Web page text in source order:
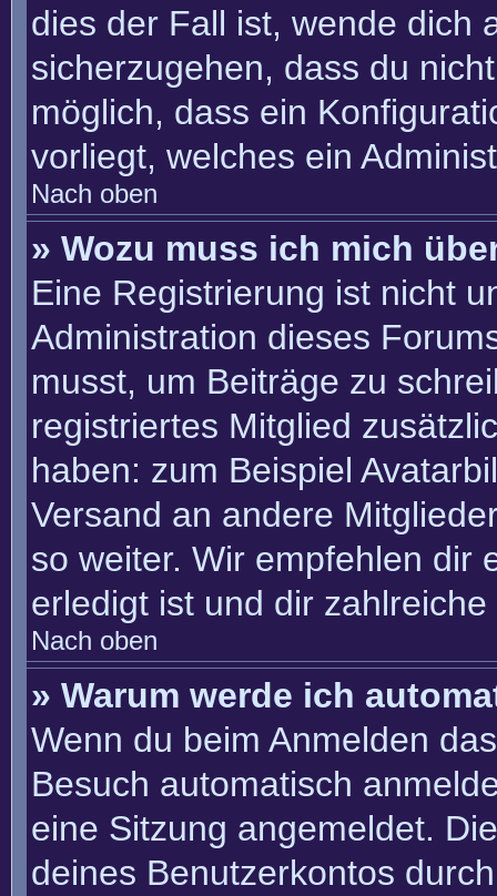
dies der Fall ist, wende dich
sicherzugehen, dass du
möglich, dass ein
vorliegt, welches ein
Nach oben
» Wozu muss ich mich
Eine Registrierung ist nicht
Administration dieses
musst, um Beiträge zu
registriertes Mitglied
haben: zum Beispiel
Versand an andere
so weiter. Wir empfehlen dir
erledigt ist und dir
Nach oben
» Warum werde ich
Wenn du beim Anmelden
Besuch automatisch
eine Sitzung angemeldet.
deines Benutzerkontos